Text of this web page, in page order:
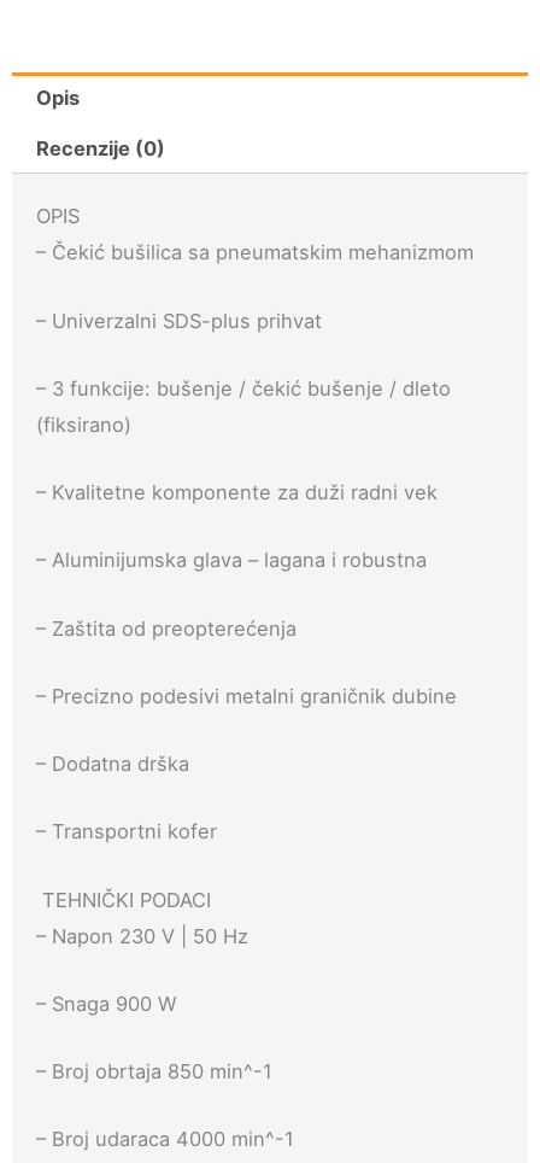
Opis
Recenzije (0)
OPIS
– Čekić bušilica sa pneumatskim mehanizmom
– Univerzalni SDS-plus prihvat
– 3 funkcije: bušenje / čekić bušenje / dleto
(fiksirano)
– Kvalitetne komponente za duži radni vek
– Aluminijumska glava – lagana i robustna
– Zaštita od preopterećenja
– Precizno podesivi metalni graničnik dubine
– Dodatna drška
– Transportni kofer
TEHNIČKI PODACI
– Napon 230 V | 50 Hz
– Snaga 900 W
– Broj obrtaja 850 min^-1
– Broj udaraca 4000 min^-1